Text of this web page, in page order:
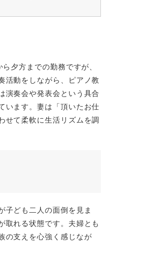
夕方までの勤務ですが、
活動をしながら、ピアノ教
演奏会や発表会という具合
います。妻は「頂いたお仕
せて柔軟に生活リズムを調
子ども二人の面倒を見ま
取れる状態です。夫婦とも
の支えを心強く感じなが